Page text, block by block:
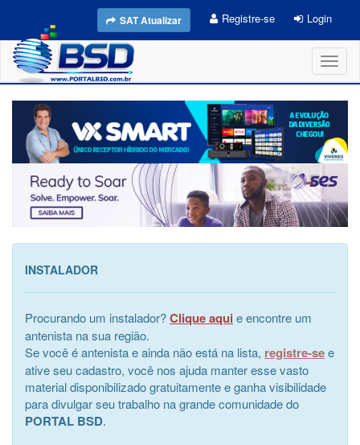
SAT Atualizar Registre-se Login
INSTALADOR
Procurando um instalador?Clique aqui e encontre um
antenista na sua região.
Se você é antenista e ainda não está na lista, registre-see
ative seu cadastro, você nos ajuda manter esse vasto
material disponibilizado gratuitamente e ganha visibilidade
para divulgar seu trabalho na grande comunidade do
PORTAL BSD.